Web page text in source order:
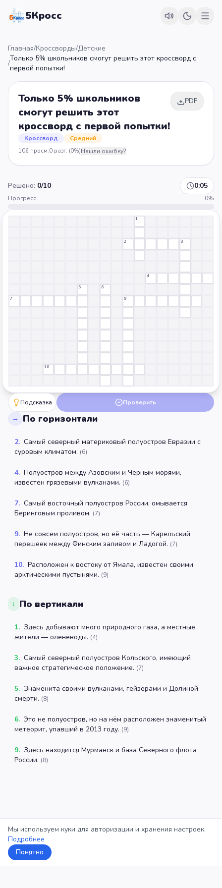
5Кросс
Главная/Кроссворды/Детские
/
Только 5% школьников смогут решить этот кроссворд с
первой попытки!
Только 5% школьников
смогут решить этот
кроссворд с первой попытки!
Кроссворд Средний
PDF
106 просм.0 разг. (0%)Нашли ошибку?
Решено: 0/10 0:05
Прогресс 0%
1
2 3
4
5 6
7 9
10
Подсказка Проверить
→ По горизонтали
2. Самый северный материковый полуостров Евразии с
суровым климатом. (6)
4. Полуостров между Азовским и Чёрным морями,
известен грязевыми вулканами. (6)
7. Самый восточный полуостров России, омывается
Беринговым проливом. (7)
9. Не совсем полуостров, но её часть — Карельский
перешеек между Финским заливом и Ладогой. (7)
10. Расположен к востоку от Ямала, известен своими
арктическими пустынями. (9)
↓ По вертикали
1. Здесь добывают много природного газа, а местные
жители — оленеводы. (4)
3. Самый северный полуостров Кольского, имеющий
важное стратегическое положение. (7)
5. Знаменита своими вулканами, гейзерами и Долиной
смерти. (8)
6. Это не полуостров, но на нём расположен знаменитый
метеорит, упавший в 2013 году. (9)
9. Здесь находится Мурманск и база Северного флота
России. (8)
Мы используем куки для авторизации и хранения настроек.
Подробнее
Понятно